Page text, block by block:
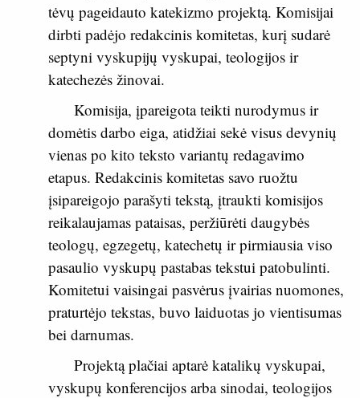
tėvų pageidauto katekizmo projektą. Komisijai
dirbti padėjo redakcinis komitetas, kurį sudarė
septyni vyskupijų vyskupai, teologijos ir
katechezės žinovai.
Komisija, įpareigota teikti nurodymus ir
domėtis darbo eiga, atidžiai sekė visus devynių
vienas po kito teksto variantų redagavimo
etapus. Redakcinis komitetas savo ruožtu
įsipareigojo parašyti tekstą, įtraukti komisijos
reikalaujamas pataisas, peržiūrėti daugybės
teologų, egzegetų, katechetų ir pirmiausia viso
pasaulio vyskupų pastabas tekstui patobulinti.
Komitetui vaisingai pasvėrus įvairias nuomones,
praturtėjo tekstas, buvo laiduotas jo vientisumas
bei darnumas.
Projektą plačiai aptarė katalikų vyskupai,
vyskupų konferencijos arba sinodai, teologijos